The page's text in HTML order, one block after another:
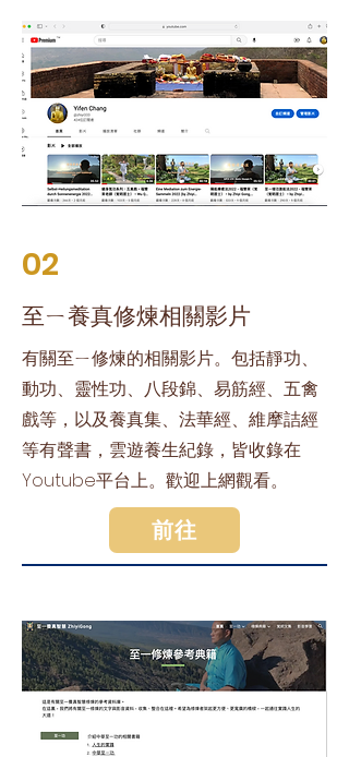
02
​至ㄧ養真修煉相關影片
有關至ㄧ修煉的相關影片。包括靜功、
動功、靈性功、八段錦、易筋經、五禽
戲等，以及養真集、法華經、維摩詰經
等有聲書，雲遊養生紀錄，皆收錄在
Youtube平台上。歡迎上網觀看。
前往